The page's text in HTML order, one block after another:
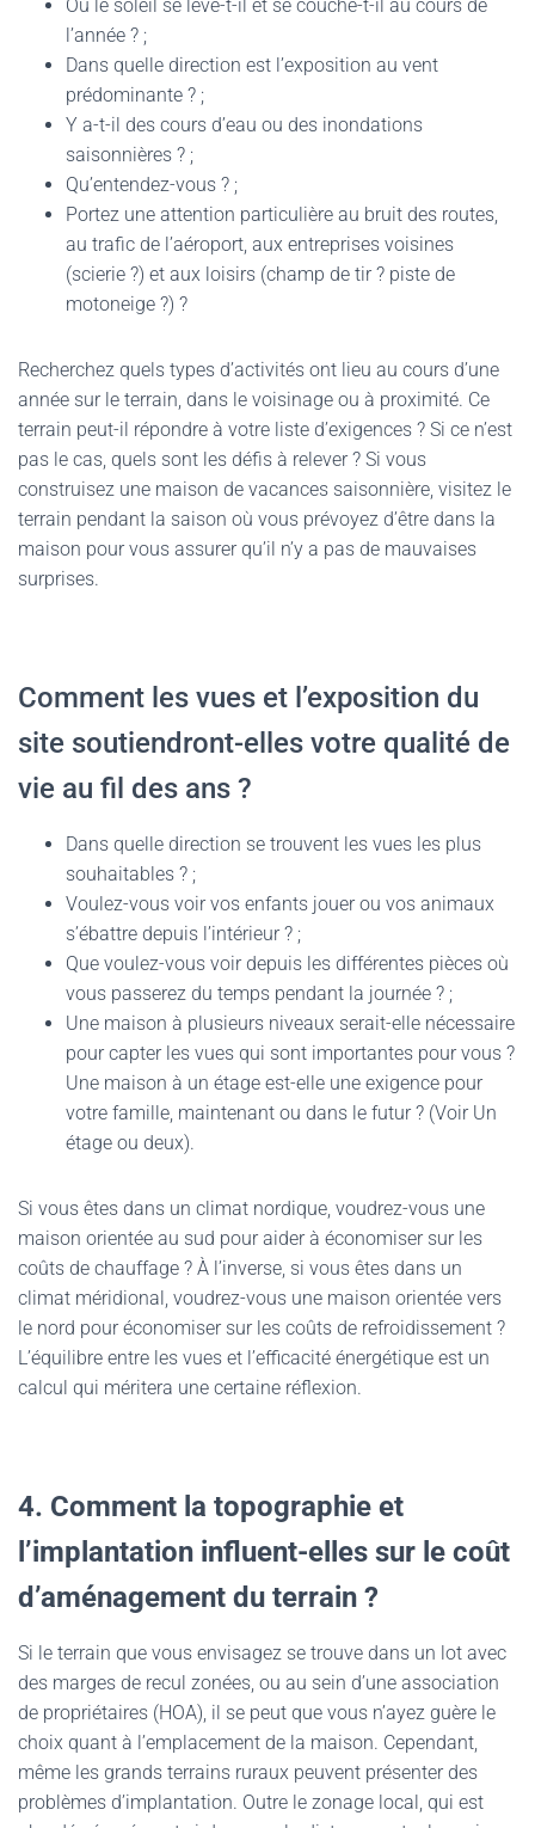
Où le soleil se lève-t-il et se couche-t-il au cours de
l’année ? ;
Dans quelle direction est l’exposition au vent
prédominante ? ;
Y a-t-il des cours d’eau ou des inondations
saisonnières ? ;
Qu’entendez-vous ? ;
Portez une attention particulière au bruit des routes,
au trafic de l’aéroport, aux entreprises voisines
(scierie ?) et aux loisirs (champ de tir ? piste de
motoneige ?) ?
Recherchez quels types d’activités ont lieu au cours d’une
année sur le terrain, dans le voisinage ou à proximité. Ce
terrain peut-il répondre à votre liste d’exigences ? Si ce n’est
pas le cas, quels sont les défis à relever ? Si vous
construisez une maison de vacances saisonnière, visitez le
terrain pendant la saison où vous prévoyez d’être dans la
maison pour vous assurer qu’il n’y a pas de mauvaises
surprises.
Comment les vues et l’exposition du
site soutiendront-elles votre qualité de
vie au fil des ans ?
Dans quelle direction se trouvent les vues les plus
souhaitables ? ;
Voulez-vous voir vos enfants jouer ou vos animaux
s’ébattre depuis l’intérieur ? ;
Que voulez-vous voir depuis les différentes pièces où
vous passerez du temps pendant la journée ? ;
Une maison à plusieurs niveaux serait-elle nécessaire
pour capter les vues qui sont importantes pour vous ?
Une maison à un étage est-elle une exigence pour
votre famille, maintenant ou dans le futur ? (Voir Un
étage ou deux).
Si vous êtes dans un climat nordique, voudrez-vous une
maison orientée au sud pour aider à économiser sur les
coûts de chauffage ? À l’inverse, si vous êtes dans un
climat méridional, voudrez-vous une maison orientée vers
le nord pour économiser sur les coûts de refroidissement ?
L’équilibre entre les vues et l’efficacité énergétique est un
calcul qui méritera une certaine réflexion.
4. Comment la topographie et
l’implantation influent-elles sur le coût
d’aménagement du terrain ?
Si le terrain que vous envisagez se trouve dans un lot avec
des marges de recul zonées, ou au sein d’une association
de propriétaires (HOA), il se peut que vous n’ayez guère le
choix quant à l’emplacement de la maison. Cependant,
même les grands terrains ruraux peuvent présenter des
problèmes d’implantation. Outre le zonage local, qui est